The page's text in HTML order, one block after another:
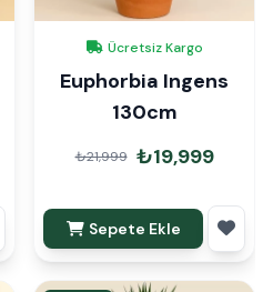
Ücretsiz Kargo
Euphorbia Ingens
130cm
₺21,999 ₺19,999
Sepete Ekle